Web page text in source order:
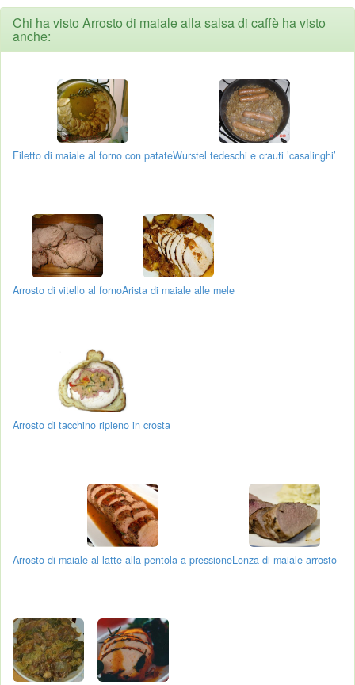
Chi ha visto Arrosto di maiale alla salsa di caffè ha visto
anche:
Filetto di maiale al forno con patateWurstel tedeschi e crauti ’casalinghi’
Arrosto di vitello al fornoArista di maiale alle mele
Arrosto di tacchino ripieno in crosta
Arrosto di maiale al latte alla pentola a pressioneLonza di maiale arrosto